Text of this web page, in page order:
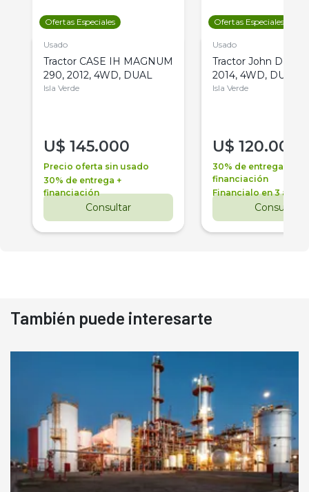
Ofertas Especiales
Usado
Tractor CASE IH MAGNUM
290, 2012, 4WD, DUAL
Isla Verde
U$ 145.000
Precio oferta sin usado
30% de entrega +
financiación
Consultar
Ofertas Especiales
Usado
Tractor John Deere
2014, 4WD, DUAL
Isla Verde
U$ 120.000
30% de entrega +
financiación
Financialo en 3 años
Consultar
También puede interesarte